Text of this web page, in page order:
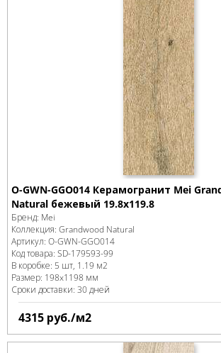
O-GWN-GGO014 Керамогранит Mei
Natural бежевый 19.8x119.8
Бренд: Mei
Коллекция: Grandwood Natural
Артикул: O-GWN-GGO014
Код товара: SD-179593-99
В коробке: 5 шт, 1.19 м2
Размер: 198x1198 мм
Сроки доставки: 30 дней
4315 руб./м2